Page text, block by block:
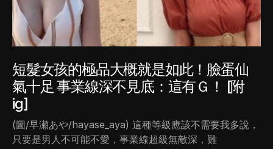
短髮女孩的極品大概就是如此！臉蛋仙
氣十足 事業線深不見底：這有Ｇ！ [附
ig]
(圖/早瀬あや/hayase_aya) 這種等級應該不需要我多說，
只要是男人不可能不愛，事業線超級無敵深，難